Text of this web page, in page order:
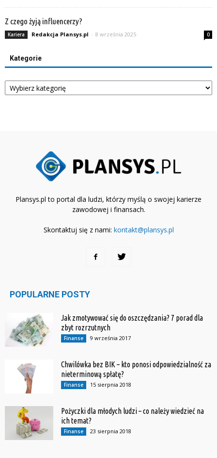
Z czego żyją influencerzy?
Kariera Redakcja Plansys.pl - 8 września 2025 0
Kategorie
Kategorie
Plansys.pl to portal dla ludzi, którzy myślą o swojej karierze
zawodowej i finansach.
Skontaktuj się z nami: kontakt@plansys.pl
POPULARNE POSTY
Jak zmotywować się do oszczędzania? 7 porad dla
zbyt rozrzutnych
Finanse 9 września 2017
Chwilówka bez BIK – kto ponosi odpowiedzialność za
nieterminową spłatę?
Finanse 15 sierpnia 2018
Pożyczki dla młodych ludzi – co należy wiedzieć na
ich temat?
Finanse 23 sierpnia 2018